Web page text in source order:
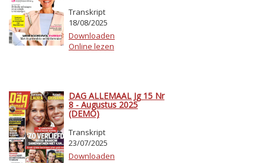
Transkript
18/08/2025
Downloaden
Online lezen
DAG ALLEMAAL Jg 15 Nr
8 - Augustus 2025
(DEMO)
Transkript
23/07/2025
Downloaden